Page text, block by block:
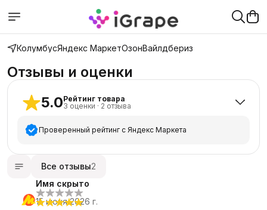
КолумбусЯндекс МаркетОзонВайлдбериз
Отзывы и оценки
5.0Рейтинг товара
3 оценки · 2 отзыва
Проверенный рейтинг с Яндекс Маркета
звёзд
3
звезды
2 звезды
Все отзывы2
Имя скрыто
15 июня 2026 г.